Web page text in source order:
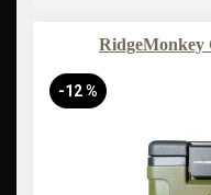
RidgeMonkey
-12 %